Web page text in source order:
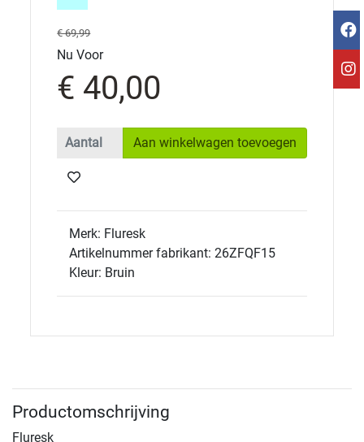
€ 69,99
Nu Voor
€ 40,00
Aan winkelwagen toevoegen
Merk: Fluresk
Artikelnummer fabrikant: 26ZFQF15
Kleur: Bruin
Productomschrijving
Fluresk